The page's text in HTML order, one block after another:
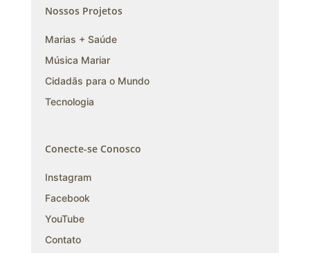
Nossos Projetos
Marias + Saúde
Música Mariar
Cidadãs para o Mundo
Tecnologia
Conecte-se Conosco
Instagram
Facebook
YouTube
Contato